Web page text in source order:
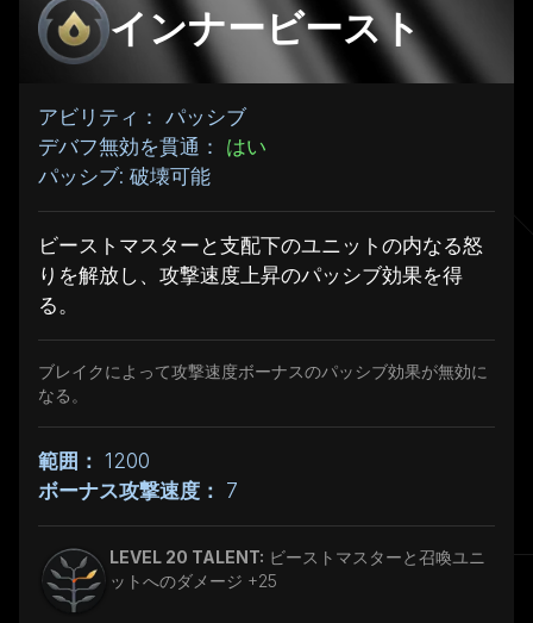
インナービースト
アビリティ： パッシブ
デバフ無効を貫通： はい
パッシブ: 破壊可能
ビーストマスターと支配下のユニットの内なる怒
りを解放し、攻撃速度上昇のパッシブ効果を得
る。
ブレイクによって攻撃速度ボーナスのパッシブ効果が無効に
なる。
範囲： 1200
ボーナス攻撃速度： 7
LEVEL 20 TALENT: ビーストマスターと召喚ユニ
ットへのダメージ +25